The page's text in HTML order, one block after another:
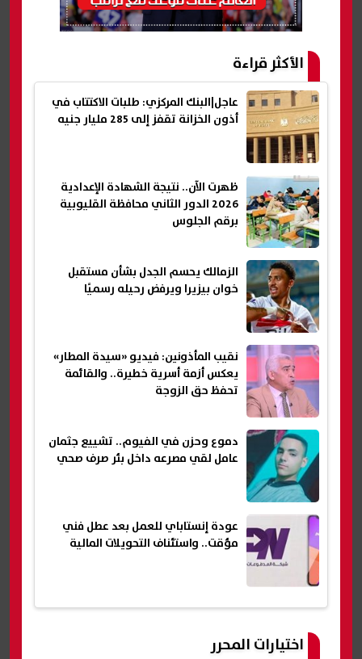
الأكثر قراءة
عاجل|البنك المركزي: طلبات الاكتتاب في
أذون الخزانة تقفز إلى 285 مليار جنيه
ظهرت الآن.. نتيجة الشهادة الإعدادية
2026 الدور الثاني محافظة القليوبية
برقم الجلوس
الزمالك يحسم الجدل بشأن مستقبل
خوان بيزيرا ويرفض رحيله رسميًا
نقيب المأذونين: فيديو «سيدة المطار»
يعكس أزمة أسرية خطيرة.. والقائمة
تحفظ حق الزوجة
دموع وحزن في الفيوم.. تشييع جثمان
عامل لقي مصرعه داخل بئر صرف صحي
عودة إنستاباي للعمل بعد عطل فني
مؤقت.. واستئناف التحويلات المالية
اختيارات المحرر